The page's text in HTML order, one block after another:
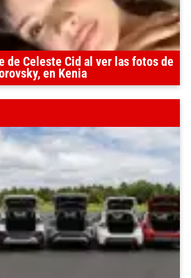
de Celeste Cid al ver las fotos de
en Kenia